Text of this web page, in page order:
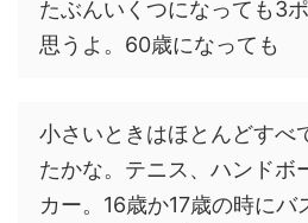
たぶんいくつになっても3
思うよ。60歳になっても
小さいときはほとんどすべ
たかな。テニス、ハンドボ
カー。16歳か17歳の時にバ